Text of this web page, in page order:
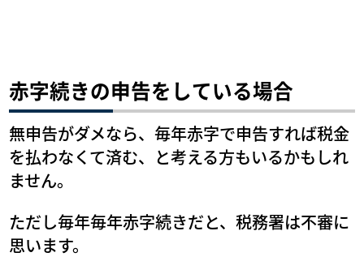
赤字続きの申告をしている場合
無申告がダメなら、毎年赤字で申告すれば税金
を払わなくて済む、と考える方もいるかもしれ
ません。
ただし毎年毎年赤字続きだと、税務署は不審に
思います。